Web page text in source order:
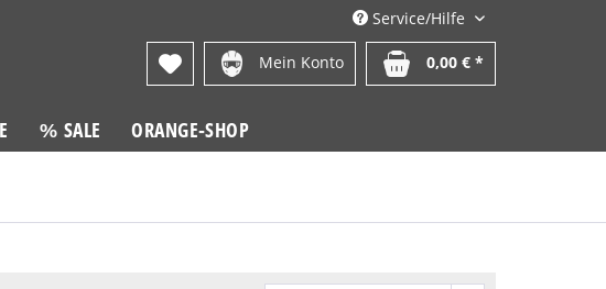
Service/Hilfe
Mein Konto 0,00 € *
% SALE ORANGE-SHOP